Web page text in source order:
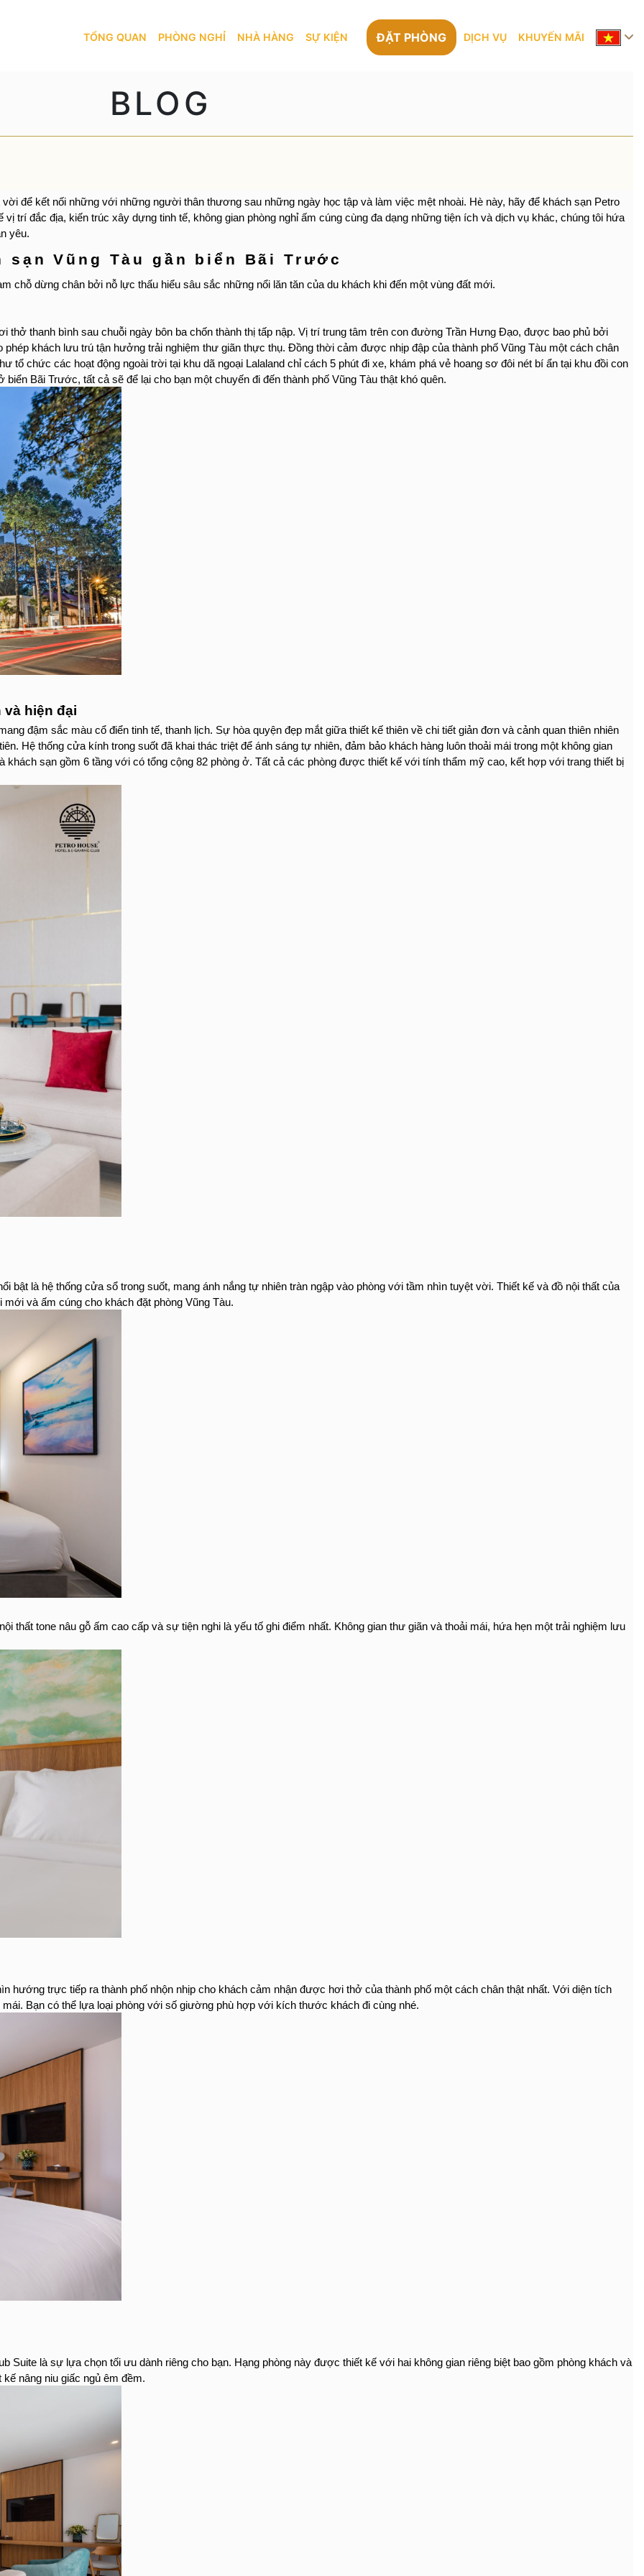
TỔNG QUAN PHÒNG NGHỈ NHÀ HÀNG SỰ KIỆN ĐẶT PHÒNG DỊCH VỤ KHUYẾN MÃI
BLOG
để kết nối những với những người thân thương sau những ngày học tập và làm việc mệt nhoài. Hè này, hãy để khách sạn Petro
trí đắc địa, kiến trúc xây dựng tinh tế, không gian phòng nghỉ ấm cúng cùng đa dạng những tiện ích và dịch vụ khác, chúng tôi hứa
yêu.
sạn Vũng Tàu gần biển Bãi Trước
chỗ dừng chân bởi nỗ lực thấu hiểu sâu sắc những nổi lăn tăn của du khách khi đến một vùng đất mới.
thở thanh bình sau chuỗi ngày bôn ba chốn thành thị tấp nập. Vị trí trung tâm trên con đường Trần Hưng Đạo, được bao phủ bởi
khách lưu trú tận hưởng trải nghiệm thư giãn thực thụ. Đồng thời cảm được nhịp đập của thành phố Vũng Tàu một cách chân
tổ chức các hoạt động ngoài trời tại khu dã ngoại Lalaland chỉ cách 5 phút đi xe, khám phá vẻ hoang sơ đôi nét bí ẩn tại khu đồi con
Bãi Trước, tất cả sẽ để lại cho bạn một chuyến đi đến thành phố Vũng Tàu thật khó quên.
hiện đại
đậm sắc màu cổ điển tinh tế, thanh lịch. Sự hòa quyện đẹp mắt giữa thiết kế thiên về chi tiết giản đơn và cảnh quan thiên nhiên
Hệ thống cửa kính trong suốt đã khai thác triệt để ánh sáng tự nhiên, đảm bảo khách hàng luôn thoải mái trong một không gian
khách sạn gồm 6 tầng với có tổng cộng 82 phòng ở. Tất cả các phòng được thiết kế với tính thẩm mỹ cao, kết hợp với trang thiết bị
bật là hệ thống cửa sổ trong suốt, mang ánh nắng tự nhiên tràn ngập vào phòng với tầm nhìn tuyệt vời. Thiết kế và đồ nội thất của
và ấm cúng cho khách đặt phòng Vũng Tàu.
thất tone nâu gỗ ấm cao cấp và sự tiện nghi là yếu tố ghi điểm nhất. Không gian thư giãn và thoải mái, hứa hẹn một trải nghiệm lưu
hướng trực tiếp ra thành phố nhộn nhịp cho khách cảm nhận được hơi thở của thành phố một cách chân thật nhất. Với diện tích
Bạn có thể lựa loại phòng với số giường phù hợp với kích thước khách đi cùng nhé.
Suite là sự lựa chọn tối ưu dành riêng cho bạn. Hạng phòng này được thiết kế với hai không gian riêng biệt bao gồm phòng khách và
nâng niu giấc ngủ êm đềm.
PHÒNG NGHỈ
GYM
CHƠI MONACO CLUB
GIỚI THIỆU
BLOG
LIÊN HỆ